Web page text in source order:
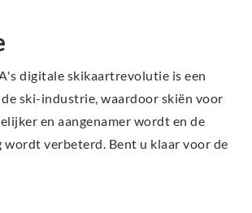
digitale skikaartrevolutie is een
ski-industrie, waardoor skiën voor
en aangenamer wordt en de
wordt verbeterd. Bent u klaar voor de